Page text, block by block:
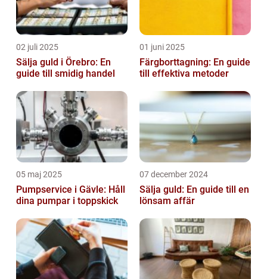
02 juli 2025
Sälja guld i Örebro: En
guide till smidig handel
01 juni 2025
Färgborttagning: En guide
till effektiva metoder
05 maj 2025
Pumpservice i Gävle: Håll
dina pumpar i toppskick
07 december 2024
Sälja guld: En guide till en
lönsam affär